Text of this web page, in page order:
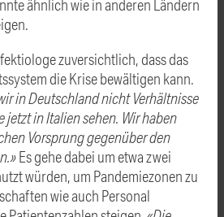
ähnlich wie in anderen Ländern
zuversichtlich, dass das
die Krise bewältigen kann.
in Deutschland nicht Verhältnisse
jetzt in Italien sehen. Wir haben
Vorsprung gegenüber den
Es gehe dabei um etwa zwei
würden, um Pandemiezonen zu
wie auch Personal